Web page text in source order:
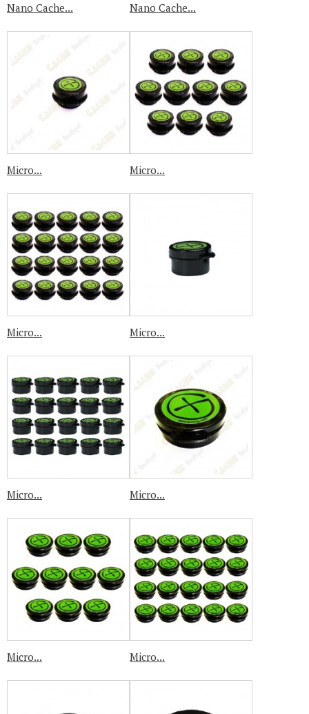
Nano Cache... Nano Cache...
Micro... Micro...
Micro... Micro...
Micro... Micro...
Micro... Micro...